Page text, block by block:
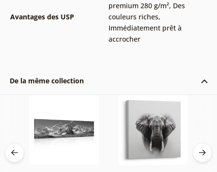
Avantages des USP
premium 280 g/m², Des
couleurs riches,
Immédiatement prêt à
accrocher
De la même collection